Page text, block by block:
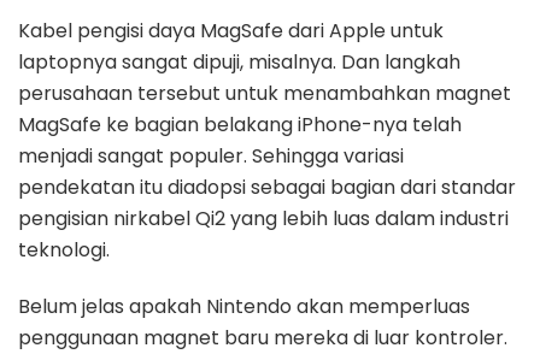
Kabel pengisi daya MagSafe dari Apple untuk
laptopnya sangat dipuji, misalnya. Dan langkah
perusahaan tersebut untuk menambahkan magnet
MagSafe ke bagian belakang iPhone-nya telah
menjadi sangat populer. Sehingga variasi
pendekatan itu diadopsi sebagai bagian dari standar
pengisian nirkabel Qi2 yang lebih luas dalam industri
teknologi.
Belum jelas apakah Nintendo akan memperluas
penggunaan magnet baru mereka di luar kontroler.